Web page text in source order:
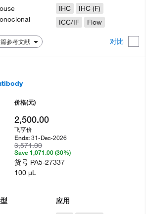
参考文献 对比
IHC
IHC (F)
ICC/IF
Flow
应用
价格(元)
2,500.00
飞享价
Ends:31-Dec-2026
3,571.00
Save 1,071.00 (30%)
货号 PA5-27337
100 µL